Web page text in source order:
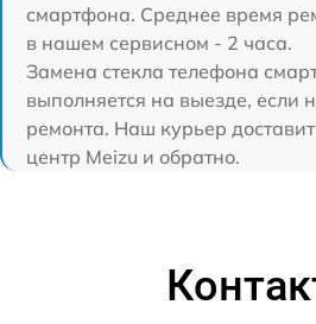
смартфона. Среднее время
в нашем сервисном - 2 часа.
Замена стекла телефона
выполняется на выезде, если
ремонта. Наш курьер
центр Meizu и обратно.